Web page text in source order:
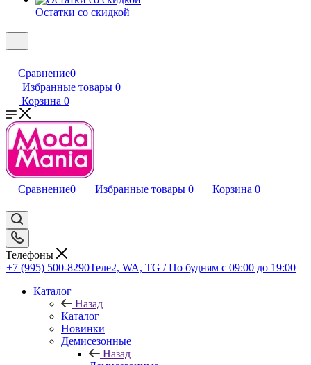
Остатки со скидкой
Сравнение0
Избранные товары 0
Корзина 0
Сравнение0 Избранные товары 0 Корзина 0
Телефоны
+7 (995) 500-8290Теле2, WA, TG / По будням c 09:00 до 19:00
Каталог
Назад
Каталог
Новинки
Демисезонные
Назад